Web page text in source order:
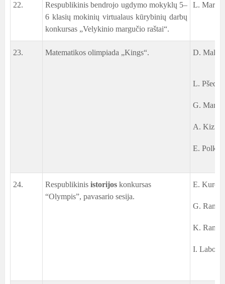
22.
Respublikinis bendrojo ugdymo mokyklų 5–
6 klasių mokinių virtualaus kūrybinių darbų
konkursas „Velykinio margučio raštai“.
L.
23. Matematikos olimpiada „Kings“. D.
L.
G. Mann,
A.
E.
24. Respublikinis istorijos konkursas
“Olympis”, pavasario sesija.
E. Kurec,
G.
K.
I.